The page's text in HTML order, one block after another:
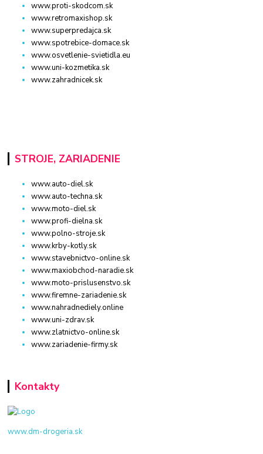
www.proti-skodcom.sk
www.retromaxishop.sk
www.superpredajca.sk
www.spotrebice-domace.sk
www.osvetlenie-svietidla.eu
www.uni-kozmetika.sk
www.zahradnicek.sk
STROJE, ZARIADENIE
www.auto-diel.sk
www.auto-techna.sk
www.moto-diel.sk
www.profi-dielna.sk
www.polno-stroje.sk
www.krby-kotly.sk
www.stavebnictvo-online.sk
www.maxiobchod-naradie.sk
www.moto-prislusenstvo.sk
www.firemne-zariadenie.sk
www.nahradnediely.online
www.uni-zdrav.sk
www.zlatnictvo-online.sk
www.zariadenie-firmy.sk
Kontakty
www.dm-drogeria.sk